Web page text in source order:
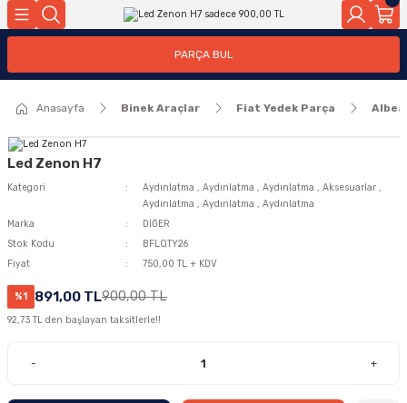
PARÇA BUL
Anasayfa Binek Araçlar Fiat Yedek Parça Albea
Led Zenon H7
Kategori Aydınlatma , Aydınlatma , Aydınlatma , Aksesuarlar ,
Aydınlatma , Aydınlatma , Aydınlatma
Marka
DİĞER
Stok Kodu
BFLQTY26
Fiyat
750,00 TL + KDV
%1 891,00 TL900,00 TL
92,73 TL den başlayan taksitlerle!!
- +